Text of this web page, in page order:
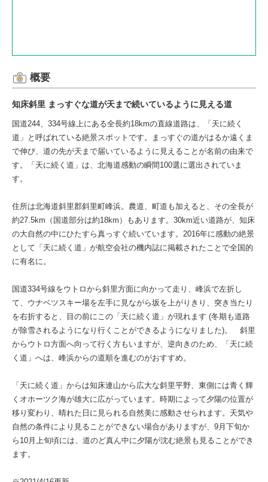
概要
知床斜里 まっすぐな道が天まで続いているように見える道
国道244、334号線上にある全長約18kmの直線道路は、「天に続く
道」と呼ばれている絶景スポットです。まっすぐの道がはるか遠くま
で伸び、道の先が天まで届いているように見えることが名前の由来で
す。「天に続く道」は、北海道感動の瞬間100選に選出されていま
す。
住所は北海道斜里郡斜里町峰浜。農道、町道も加えると、その全長が
約27.5km（国道部分は約18km）もあります。30km近い道路が、知床
の大自然の中にひたすら真っすぐ続いています。2016年に感動の絶景
として「天に続く道」が航空会社の機内誌に掲載されたことで全国的
に有名に。
国道334号線をウトロから斜里方面に向かって走り、峰浜で左折し
て、ウナベツスキー場を左手に見ながら坂を上がりきり、突き当たり
を右折すると、目の前にこの「天に続く道」が現れます (冬期も道路
が除雪されるようになり行くことができるようになりました)。 斜里
からウトロ方面へ向って行く方もいますが、逆向きのため、「天に続
く道」へは、峰浜からの道順を進むのがおすすめ。
「天に続く道」からは知床連山から広大な斜里平野、東側には青く輝
くオホーツク海が雄大に広がっています。時期によって夕陽の位置が
移り変わり、晴れた日に見られる自然美に感動させられます。天気や
自然の条件により見ることができない場合がありますが、9月下旬か
ら10月上旬頃には、道のど真ん中に夕陽が沈む絶景も見ることができ
ます。